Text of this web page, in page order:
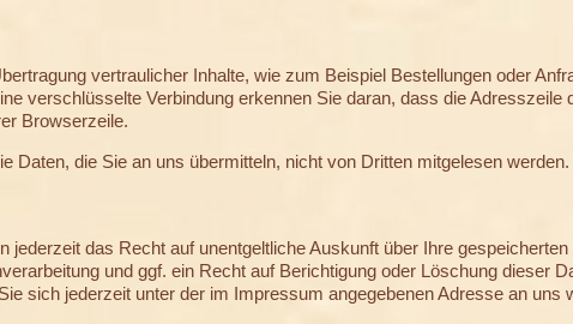
vertraulicher Inhalte, wie zum Beispiel Bestellungen oder
verschlüsselte Verbindung erkennen Sie daran, dass die Adresszeile
Browserzeile.
Daten, die Sie an uns übermitteln, nicht von Dritten mitgelesen werden.
das Recht auf unentgeltliche Auskunft über Ihre
und ggf. ein Recht auf Berichtigung oder Löschung dieser
sich jederzeit unter der im Impressum angegebenen Adresse an uns